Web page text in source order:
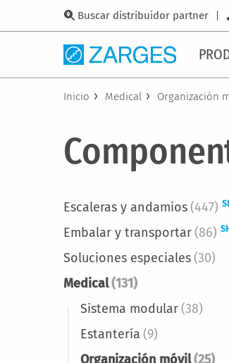
Buscar distribuidor partner
Inicio Medical Organización
Escaleras y andamios(447)
Embalar y transportar(86)
Soluciones especiales(30)
Medical(131)
Sistema modular(38)
Estantería (9)
Organización móvil(25)